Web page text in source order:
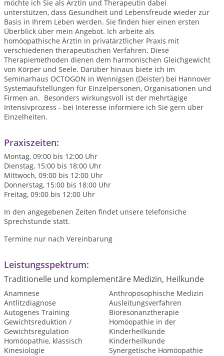
möchte ich Sie als Ärztin und Therapeutin dabei
unterstützen, dass Gesundheit und Lebensfreude wieder zur
Basis in Ihrem Leben werden. Sie finden hier einen ersten
Überblick über mein Angebot. Ich arbeite als
homöopathische Ärztin in privatärztlicher Praxis mit
verschiedenen therapeutischen Verfahren. Diese
Therapiemethoden dienen dem harmonischen Gleichgewicht
von Körper und Seele. Darüber hinaus biete ich im
Seminarhaus OCTOGON in Wennigsen (Deister) bei Hannover
Systemaufstellungen für Einzelpersonen, Organisationen und
Firmen an. Besonders wirkungsvoll ist der mehrtägige
Intensivprozess - bei Interesse informiere ich Sie gern über
Einzelheiten.
Praxiszeiten:
Montag, 09:00 bis 12:00 Uhr
Dienstag, 15:00 bis 18:00 Uhr
Mittwoch, 09:00 bis 12:00 Uhr
Donnerstag, 15:00 bis 18:00 Uhr
Freitag, 09:00 bis 12:00 Uhr
In den angegebenen Zeiten findet unsere telefonsiche
Sprechstunde statt.
Termine nur nach Vereinbarung
Leistungsspektrum:
Traditionelle und komplementäre Medizin, Heilkunde
Anamnese
Anthroposophische Medizin
Antlitzdiagnose
Ausleitungsverfahren
Autogenes Training
Bioresonanztherapie
Gewichtsreduktion /
Gewichtsregulation
Homöopathie in der
Kinderheilkunde
Homöopathie, klassisch
Kinderheilkunde
Kinesiologie
Synergetische Homöopathie